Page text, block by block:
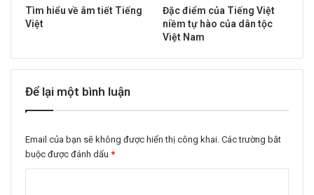
Tìm hiểu về âm tiết Tiếng
Việt
Đặc điểm của Tiếng Việt
niềm tự hào của dân tộc
Việt Nam
Để lại một bình luận
Email của bạn sẽ không được hiển thị công khai. Các trường bắt
buộc được đánh dấu *